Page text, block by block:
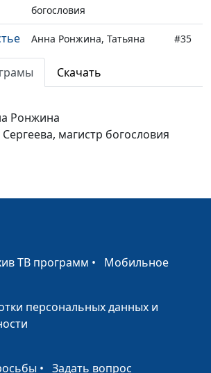
богословия
Анна Ронжина, Татьяна
Сергеева, магистр
богословия
#35
Сергеева, магистр
богословия
богословия
богословия
Сергеева, магистр
Сергеева, магистр
Скачать
Ронжина
Сергеева, магистр богословия
ТВ программ • Мобильное
персональных данных и
• Задать вопрос